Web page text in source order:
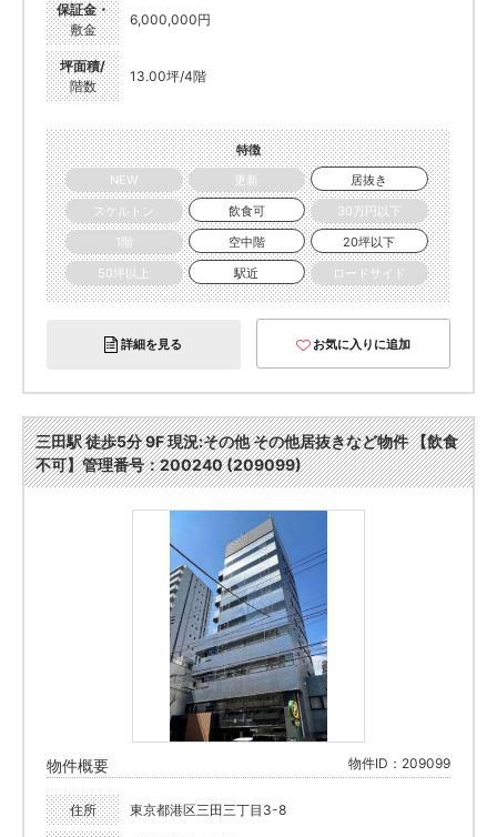
保証金・
敷金
6,000,000円
坪面積/
階数
13.00坪/4階
特徴
NEW
更新
居抜き
スケルトン
飲食可
30万円以下
1階
空中階
20坪以下
50坪以上
駅近 ロードサイド
詳細を見る お気に入りに追加
三田駅 徒歩5分 9F 現況:その他 その他居抜きなど物件 【飲食
不可】管理番号：200240 (209099)
物件概要 物件ID：209099
住所 東京都港区三田三丁目3-8